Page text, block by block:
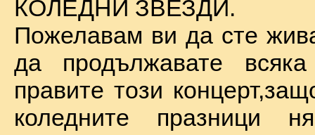
КОЛЕДНИ ЗВЕЗДИ.
Пожелавам ви да сте
да продължавате
правите този
коледните празници